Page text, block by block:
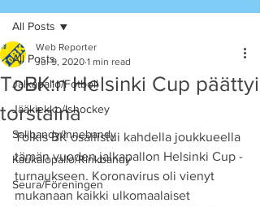
All Posts
Jalkapallo/Fotboll
Jääkiekko/Ishockey
Salibandy/Innebandy
Kaukalopallo/Rinkbandy
Seura/Föreningen
All Posts
ToBK:n Helsinki Cup päättyi
torstaina
Web Reporter
Jul 9, 2020 1 min read
Tolkis BK osallistui kahdella joukkueella
tämän vuoden jalkapallon Helsinki Cup -
turnaukseen. Koronavirus oli vienyt
mukanaan kaikki ulkomaalaiset